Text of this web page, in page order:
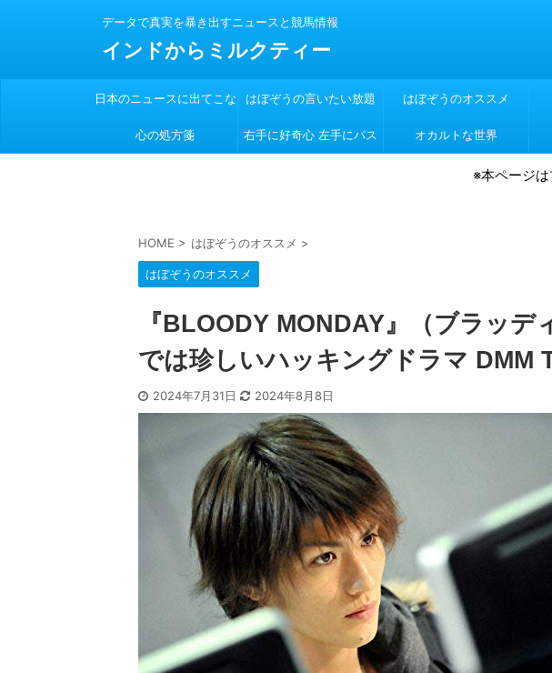
データで真実を暴き出すニュースと競馬情報
インドからミルクティー
日本のニュースに出てこな
い
はぼぞうの言いたい放題 はぼぞうのオススメ
心の処方箋 右手に好奇心 左手にパス オカルトな世界
※本ページ
HOME > はぼぞうのオススメ >
はぼぞうのオススメ
『BLOODY MONDAY』（ブラッデ
では珍しいハッキングドラマ DMM
2024年7月31日 2024年8月8日